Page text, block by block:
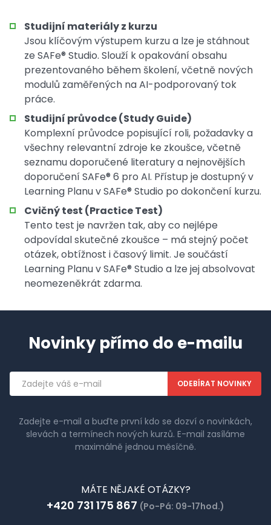
Studijní materiály z kurzu
Jsou klíčovým výstupem kurzu a lze je stáhnout
ze SAFe® Studio. Slouží k opakování obsahu
prezentovaného během školení, včetně nových
modulů zaměřených na AI-podporovaný tok
práce.
Studijní průvodce (Study Guide)
Komplexní průvodce popisující roli, požadavky a
všechny relevantní zdroje ke zkoušce, včetně
seznamu doporučené literatury a nejnovějších
doporučení SAFe® 6 pro AI. Přístup je dostupný v
Learning Planu v SAFe® Studio po dokončení kurzu.
Cvičný test (Practice Test)
Tento test je navržen tak, aby co nejlépe
odpovídal skutečné zkoušce – má stejný počet
otázek, obtížnost i časový limit. Je součástí
Learning Planu v SAFe® Studio a lze jej absolvovat
neomezeněkrát zdarma.
Novinky přímo do e-mailu
Emailová
adresa
Zadejte e-mail a buďte první kdo se dozví o novinkách,
slevách a termínech nových kurzů. E-mail zasíláme
maximálně jednou měsíčně.
MÁTE NĚJAKÉ OTÁZKY?
+420 731 175 867 (Po-Pá: 09-17hod.)